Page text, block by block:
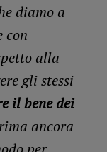
diamo a
con
alla
gli stessi
il bene dei
ancora